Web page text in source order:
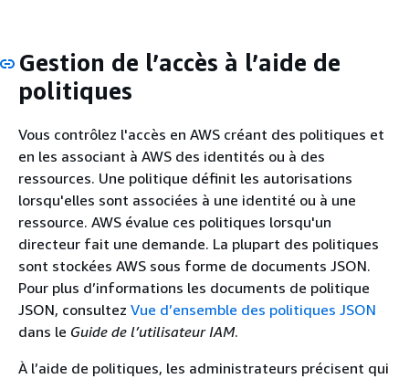
Gestion de l’accès à l’aide de
politiques
Vous contrôlez l'accès en AWS créant des politiques et
en les associant à AWS des identités ou à des
ressources. Une politique définit les autorisations
lorsqu'elles sont associées à une identité ou à une
ressource. AWS évalue ces politiques lorsqu'un
directeur fait une demande. La plupart des politiques
sont stockées AWS sous forme de documents JSON.
Pour plus d’informations les documents de politique
JSON, consultez Vue d’ensemble des politiques JSON
dans le Guide de l’utilisateur IAM.
À l’aide de politiques, les administrateurs précisent qui